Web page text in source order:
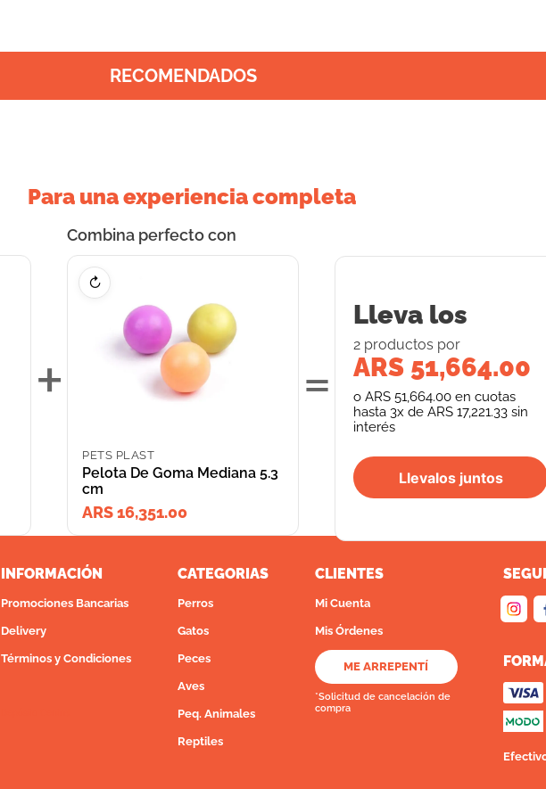
RECOMENDADOS
Para una experiencia completa
+
Combina perfecto con
↻
PETS PLAST
Pelota De Goma Mediana 5.3
cm
ARS 16,351.00
=
Lleva los
2 productos por
ARS 51,664.00
o ARS 51,664.00 en cuotas
hasta 3x de ARS 17,221.33 sin
interés
Llevalos juntos
INFORMACIÓN
Promociones Bancarias
Delivery
Términos y Condiciones
CATEGORIAS
Perros
Gatos
Peces
Aves
Peq. Animales
Reptiles
CLIENTES
Mi Cuenta
Mis Órdenes
ME ARREPENTÍ
*Solicitud de cancelación de
compra